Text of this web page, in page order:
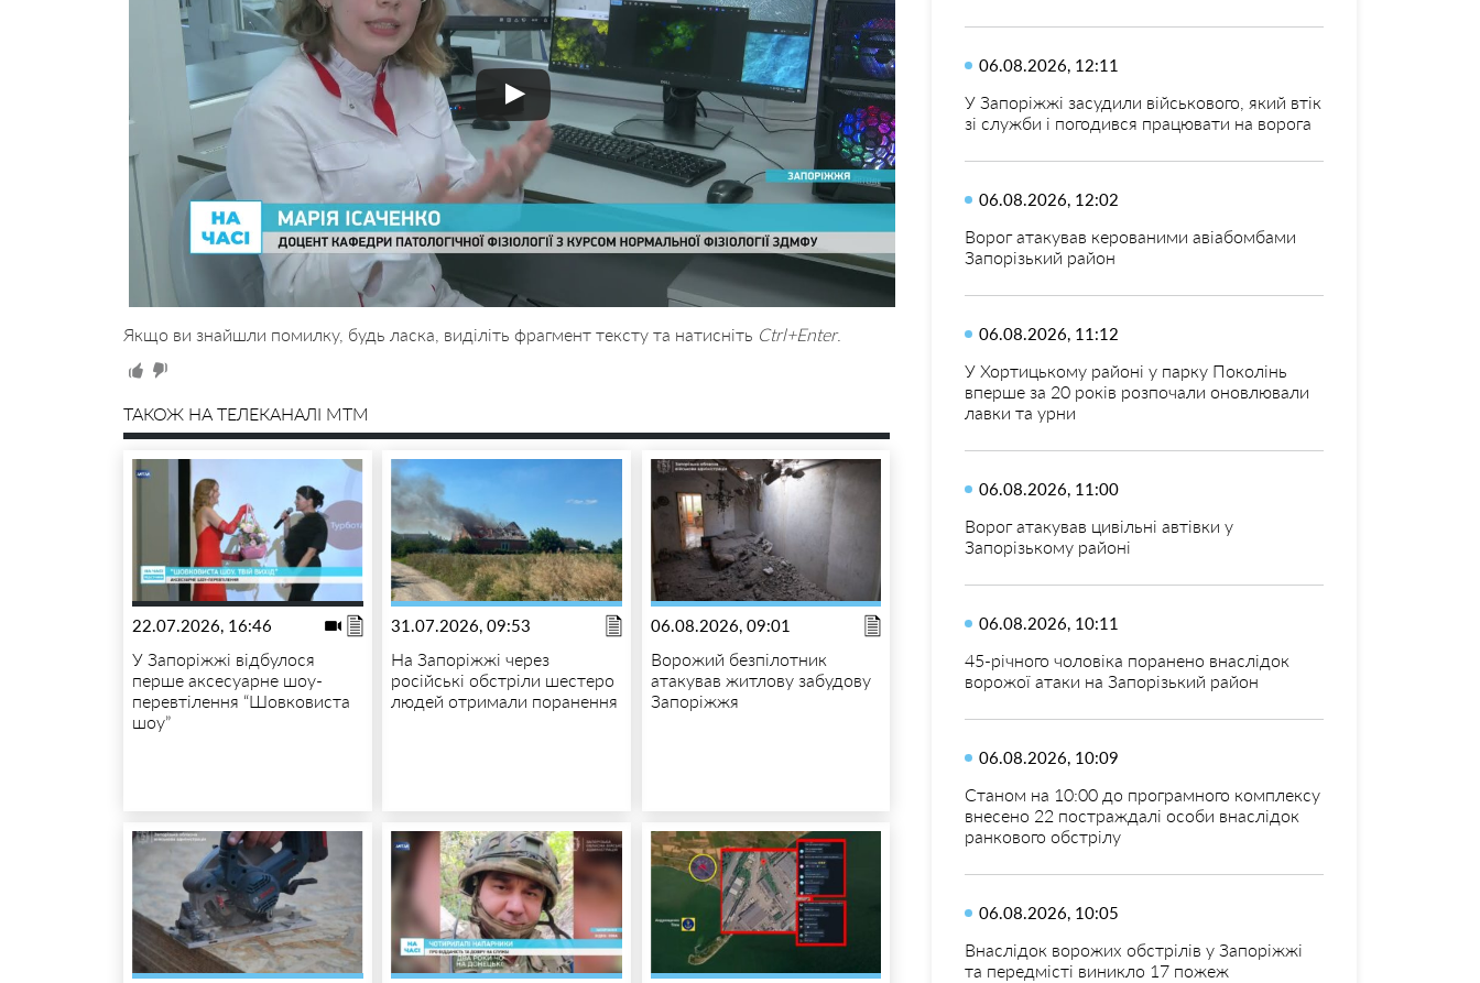
Якщо ви знайшли помилку, будь ласка, виділіть фрагмент тексту та натисніть Ctrl+Enter.
ТАКОЖ НА ТЕЛЕКАНАЛІ MTM
22.07.2026, 16:46
У Запоріжжі відбулося
перше аксесуарне шоу-
перевтілення “Шовковиста
шоу”
31.07.2026, 09:53
На Запоріжжі через
російські обстріли шестеро
людей отримали поранення
06.08.2026, 09:01
Ворожий безпілотник
атакував житлову забудову
Запоріжжя
06.08.2026, 12:11
У Запоріжжі засудили військового, який втік
зі служби і погодився працювати на ворога
06.08.2026, 12:02
Ворог атакував керованими авіабомбами
Запорізький район
06.08.2026, 11:12
У Хортицькому районі у парку Поколінь
вперше за 20 років розпочали оновлювали
лавки та урни
06.08.2026, 11:00
Ворог атакував цивільні автівки у
Запорізькому районі
06.08.2026, 10:11
45-річного чоловіка поранено внаслідок
ворожої атаки на Запорізький район
06.08.2026, 10:09
Станом на 10:00 до програмного комплексу
внесено 22 постраждалі особи внаслідок
ранкового обстрілу
06.08.2026, 10:05
Внаслідок ворожих обстрілів у Запоріжжі
та передмісті виникло 17 пожеж